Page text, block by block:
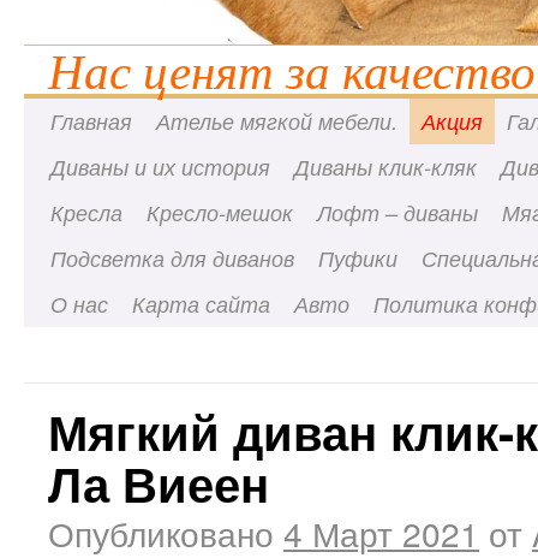
Нас ценят за
Главная Ателье мягкой мебели. Акция
Диваны и их история
Диваны клик-кляк
Кресла
Кресло-мешок Лофт – диваны
Подсветка для диванов
Пуфики
О нас
Карта сайта Авто Политика
Мягкий диван клик-
Ла Виеен
Опубликовано 4 Март 2021 от